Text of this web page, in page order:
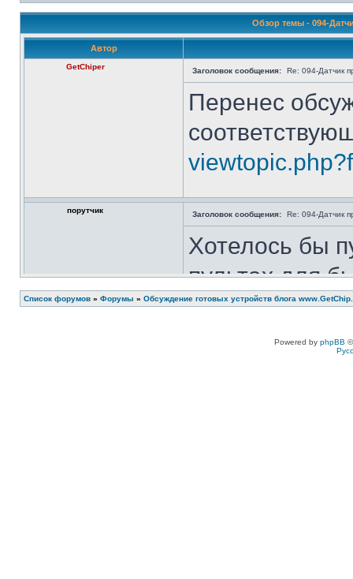
Обзор темы - 094-
Автор
GetChiper Заголовок сообщения: Re: 094-Датчик
Перенес
порутчик Заголовок сообщения: Re: 094-Датчик
Хотелось бы
пультах для
Список форумов » Форумы » Обсуждение готовых устройств блога
Powered by phpBB